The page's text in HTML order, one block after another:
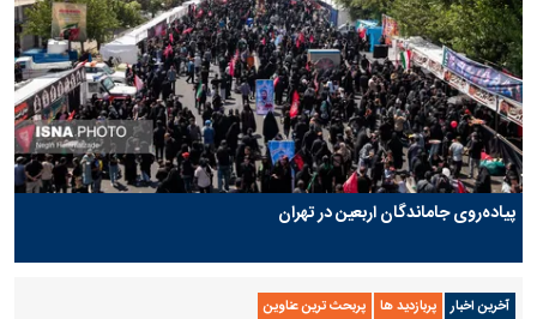
پیاده‌روی جاماندگان اربعین در تهران
آخرین اخبار پربازدید ها پربحث ترین عناوین